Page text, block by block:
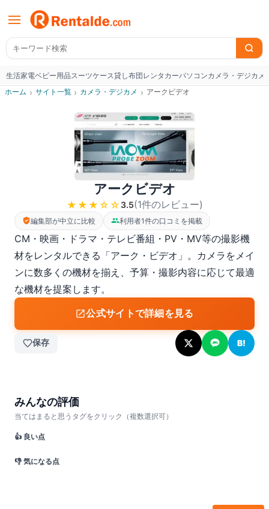
生活家電ベビー用品スーツケース貸し布団レンタカーパソコンカメラ・デジカメ
ホーム › サイト一覧 › カメラ・デジカメ › アークビデオ
アークビデオ
★★★ ☆☆ 3.5(1件のレビュー)
編集部が中立に比較 利用者1件の口コミを掲載
CM・映画・ドラマ・テレビ番組・PV・MV等の撮影機
材をレンタルできる「アーク・ビデオ」。カメラをメイ
ンに数多くの機材を揃え、予算・撮影内容に応じて最適
な機材を提案します。
公式サイトで詳細を見る
保存 B!
みんなの評価
当てはまると思うタグをクリック（複数選択可）
👍 良い点
👎 気になる点